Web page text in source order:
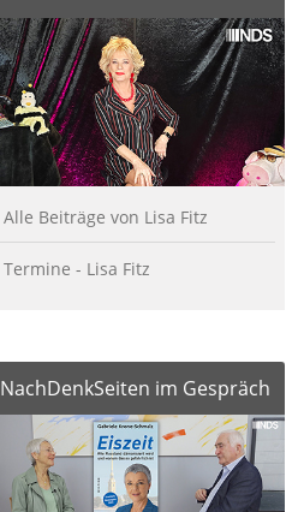
Alle Beiträge von Lisa Fitz
Termine - Lisa Fitz
NachDenkSeiten im Gespräch